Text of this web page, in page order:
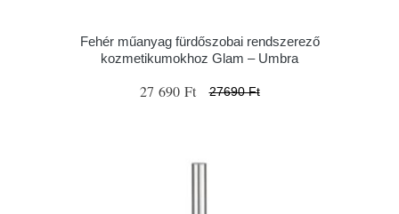
Fehér műanyag fürdőszobai rendszerező
kozmetikumokhoz Glam – Umbra
27 690 Ft 27690 Ft